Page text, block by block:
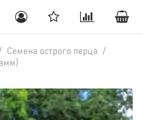
Семена острого перца /